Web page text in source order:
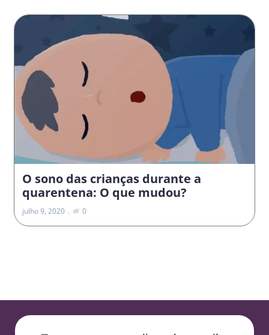
O sono das crianças durante a
quarentena: O que mudou?
julho 9, 2020 0